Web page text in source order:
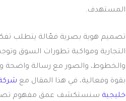
المستهدف.
تصميم هوية بصرية فعّالة يتطلب
التجارية ومواكبة تطورات السوق
والخطوط، والصور مع رسالة واضحة
بقوة وفعالية، في هذا المقال مع
خليجية سنستكشف عمق مفهوم تصميم